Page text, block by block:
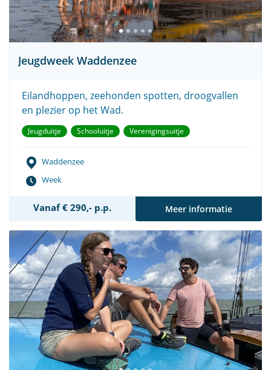
Jeugdweek Waddenzee
Eilandhoppen, zeehonden spotten, droogvallen
en plezier op het Wad.
Jeugduitje Schooluitje Verenigingsuitje
Waddenzee
Week
Vanaf € 290,- p.p. Meer informatie